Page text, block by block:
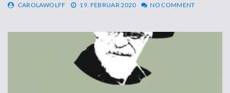
CAROLAWOLFF 19. FEBRUAR 2020 NO COMMENT